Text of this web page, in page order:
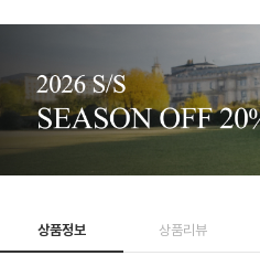
상품정보 상품리뷰